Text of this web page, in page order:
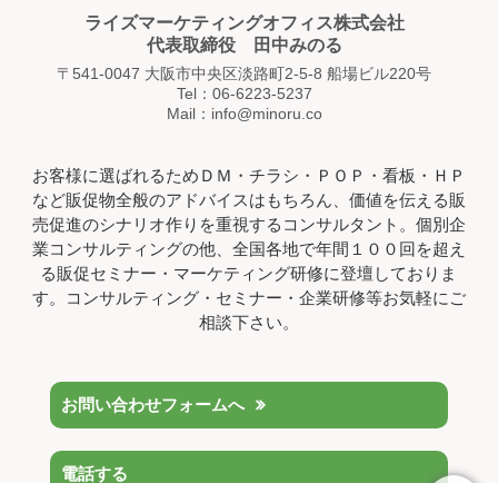
ライズマーケティングオフィス株式会社
代表取締役 田中みのる
〒541-0047 大阪市中央区淡路町2-5-8 船場ビル220号
Tel：06-6223-5237
Mail：info@minoru.co
お客様に選ばれるためＤＭ・チラシ・ＰＯＰ・看板・ＨＰ
など販促物全般のアドバイスはもちろん、価値を伝える販
売促進のシナリオ作りを重視するコンサルタント。個別企
業コンサルティングの他、全国各地で年間１００回を超え
る販促セミナー・マーケティング研修に登壇しておりま
す。コンサルティング・セミナー・企業研修等お気軽にご
相談下さい。
お問い合わせフォームへ
電話する